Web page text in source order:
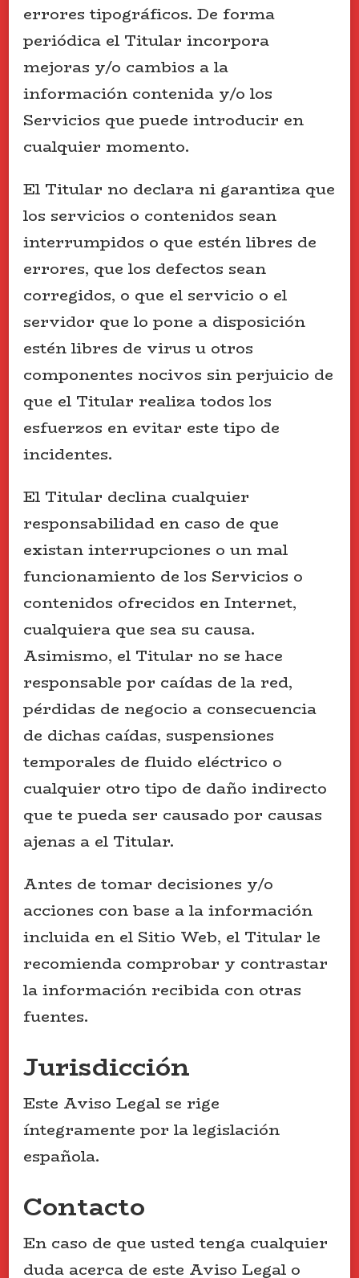
errores tipográficos. De forma
periódica el Titular incorpora
mejoras y/o cambios a la
información contenida y/o los
Servicios que puede introducir en
cualquier momento.
El Titular no declara ni garantiza que
los servicios o contenidos sean
interrumpidos o que estén libres de
errores, que los defectos sean
corregidos, o que el servicio o el
servidor que lo pone a disposición
estén libres de virus u otros
componentes nocivos sin perjuicio de
que el Titular realiza todos los
esfuerzos en evitar este tipo de
incidentes.
El Titular declina cualquier
responsabilidad en caso de que
existan interrupciones o un mal
funcionamiento de los Servicios o
contenidos ofrecidos en Internet,
cualquiera que sea su causa.
Asimismo, el Titular no se hace
responsable por caídas de la red,
pérdidas de negocio a consecuencia
de dichas caídas, suspensiones
temporales de fluido eléctrico o
cualquier otro tipo de daño indirecto
que te pueda ser causado por causas
ajenas a el Titular.
Antes de tomar decisiones y/o
acciones con base a la información
incluida en el Sitio Web, el Titular le
recomienda comprobar y contrastar
la información recibida con otras
fuentes.
Jurisdicción
Este Aviso Legal se rige
íntegramente por la legislación
española.
Contacto
En caso de que usted tenga cualquier
duda acerca de este Aviso Legal o